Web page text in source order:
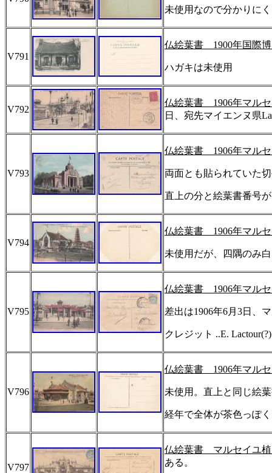
未使用なので分かりに
V791
仏絵葉書 1900年国際
ハガキは未使用
V792
仏絵葉書 1906年マル
日、宛先マイエンヌ県
V793
仏絵葉書 1906年マル
両面とも貼られていた
直上の分と絵葉書番号
V794
仏絵葉書 1906年マル
未使用だが、四隅のみ
V795
仏絵葉書 1906年マル
差出は1906年6月 3日、
クレジット ..E.
V796
仏絵葉書 1906年マル
未使用。直上と同じ絵
経年で全体が茶色っぽ
V797
仏絵葉書 マルセイユ
ある。